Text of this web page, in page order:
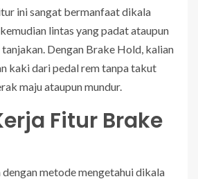
ini sangat bermanfaat dikala
lintas yang padat ataupun
Dengan Brake Hold, kalian
kaki dari pedal rem tanpa takut
maju ataupun mundur.
Fitur Brake
metode mengetahui dikala